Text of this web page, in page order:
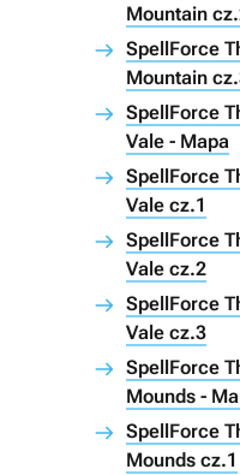
Mountain
SpellForce
Mountain
SpellForce
Vale - Mapa
SpellForce
Vale cz.1
SpellForce
Vale cz.2
SpellForce
Vale cz.3
SpellForce
Mounds -
SpellForce
Mounds cz.1